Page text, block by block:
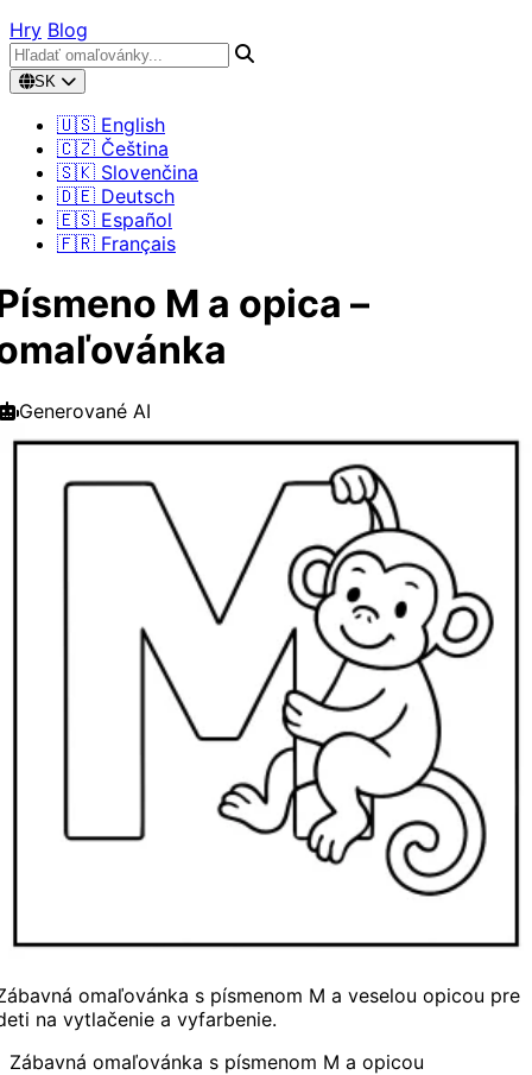
Hry Blog
SK
🇺🇸 English
🇨🇿 Čeština
🇸🇰 Slovenčina
🇩🇪 Deutsch
🇪🇸 Español
🇫🇷 Français
M a opica –
Generované AI
omaľovánka s písmenom M a veselou opicou pre
na vytlačenie a vyfarbenie.
Zábavná omaľovánka s písmenom M a opicou